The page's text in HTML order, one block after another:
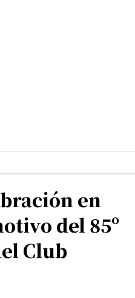
en
del 85º
Club